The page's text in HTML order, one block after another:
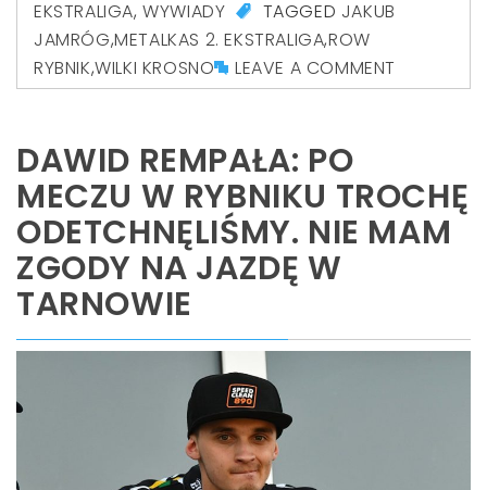
EKSTRALIGA,WYWIADY TAGGED JAKUB
JAMRÓG,METALKAS 2. EKSTRALIGA,ROW
RYBNIK,WILKI KROSNO LEAVE A COMMENT
DAWID REMPAŁA: PO
MECZU W RYBNIKU TROCHĘ
ODETCHNĘLIŚMY. NIE MAM
ZGODY NA JAZDĘ W
TARNOWIE